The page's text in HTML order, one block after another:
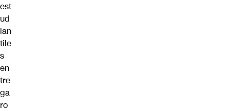
est
ud
ian
tile
s
en
tre
ga
ro